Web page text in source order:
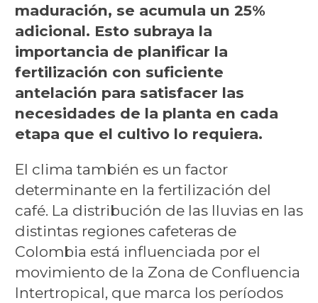
maduración, se acumula un 25%
adicional. Esto subraya la
importancia de planificar la
fertilización con suficiente
antelación para satisfacer las
necesidades de la planta en cada
etapa que el cultivo lo requiera.
El clima también es un factor
determinante en la fertilización del
café. La distribución de las lluvias en las
distintas regiones cafeteras de
Colombia está influenciada por el
movimiento de la Zona de Confluencia
Intertropical, que marca los períodos